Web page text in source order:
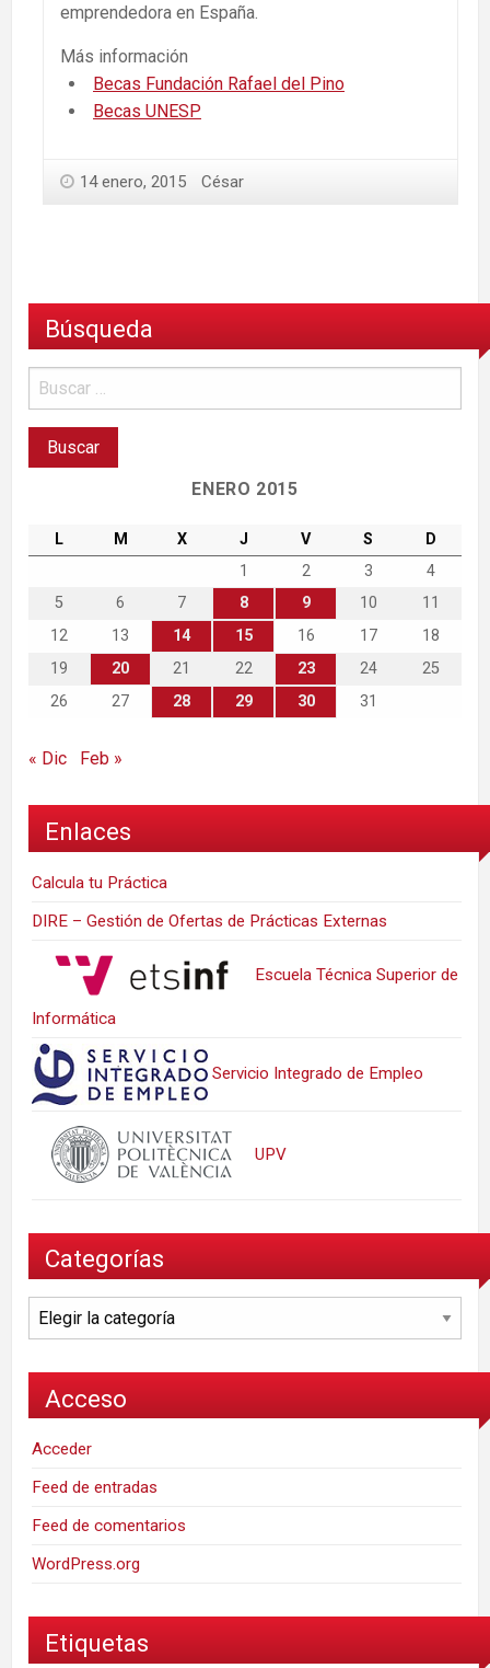
emprendedora en España.
Más información
Becas Fundación Rafael del Pino
Becas UNESP
14 enero, 2015 César
Búsqueda
ENERO 2015
L M X J V S
D
1
2 3
4
5
6 7 8 9 10
11
12
13 14 15 16 17
18
19
20 21 22 23 24
25
26
27 28 29 30 31
« Dic Feb »
Enlaces
Calcula tu Práctica
DIRE – Gestión de Ofertas de Prácticas Externas
Escuela Técnica Superior de
Informática
Servicio Integrado de Empleo
UPV
Categorías
Categorías
Acceso
Acceder
Feed de entradas
Feed de comentarios
WordPress.org
Etiquetas